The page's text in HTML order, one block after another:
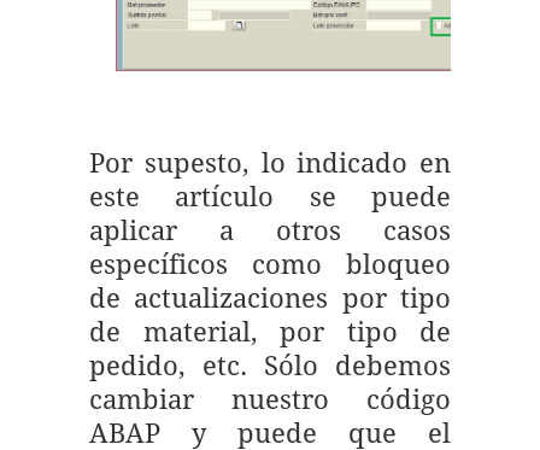
Por supesto, lo indicado en
este artículo se puede
aplicar a otros casos
específicos como bloqueo
de actualizaciones por tipo
de material, por tipo de
pedido, etc. Sólo debemos
cambiar nuestro código
ABAP y puede que el